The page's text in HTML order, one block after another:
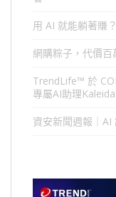
用 AI 就能躺著賺
網購粽子，代價
TrendLife™ 於
專屬AI助理
資安新聞週報｜